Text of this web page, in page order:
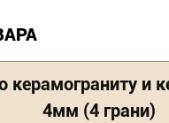
керамограниту и
4мм (4 грани)